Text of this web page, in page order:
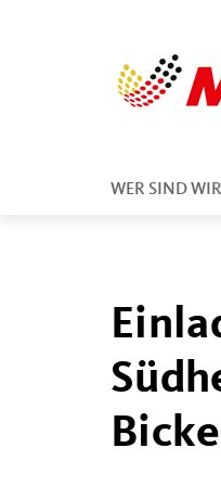
WER SIND